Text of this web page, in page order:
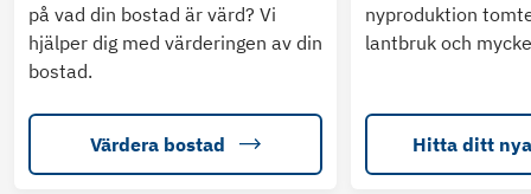
på vad din bostad är värd? Vi
hjälper dig med värderingen av din
bostad.
Värdera bostad
nyproduktion
lantbruk och
Hitta ditt